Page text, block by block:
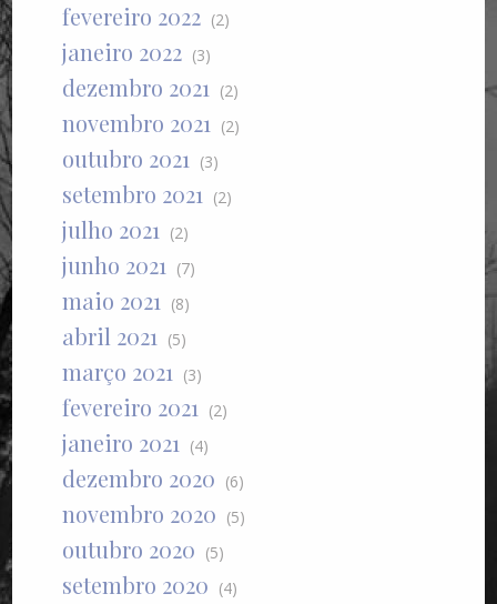
fevereiro 2022 (2)
janeiro 2022 (3)
dezembro 2021 (2)
novembro 2021 (2)
outubro 2021 (3)
setembro 2021 (2)
julho 2021 (2)
junho 2021 (7)
maio 2021 (8)
abril 2021 (5)
março 2021 (3)
fevereiro 2021 (2)
janeiro 2021 (4)
dezembro 2020 (6)
novembro 2020 (5)
outubro 2020 (5)
setembro 2020 (4)